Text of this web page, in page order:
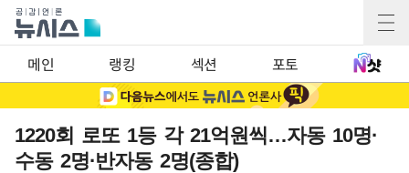
메인 랭킹 섹션 포토
1220회 로또 1등 각 21억원씩…자동 10명·
수동 2명·반자동 2명(종합)